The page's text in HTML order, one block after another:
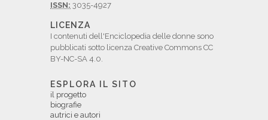
ISSN: 3035-4927
LICENZA
I contenuti dell'Enciclopedia delle donne sono
pubblicati sotto licenza Creative Commons CC
BY-NC-SA 4.0.
ESPLORA IL SITO
il progetto
biografie
autrici e autori